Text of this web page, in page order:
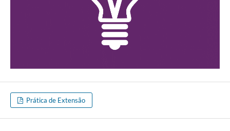
Prática de Extensão